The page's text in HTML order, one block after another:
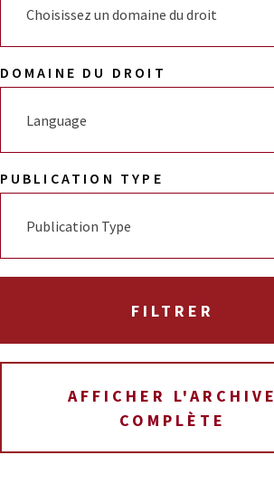
Choisissez un domaine du droit
DOMAINE DU DROIT
Language
PUBLICATION TYPE
Publication Type
AFFICHER L'ARCHIVE
COMPLÈTE